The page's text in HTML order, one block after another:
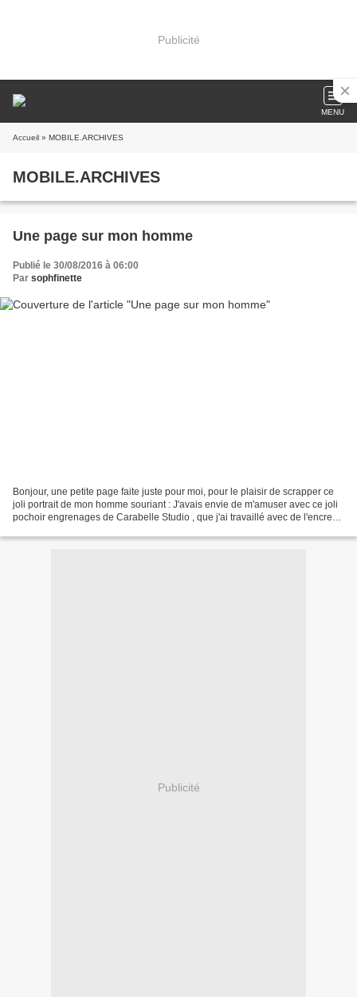
Publicité
MENU
Accueil » MOBILE.ARCHIVES
MOBILE.ARCHIVES
Une page sur mon homme
Publié le 30/08/2016 à 06:00
Par sophfinette
Bonjour, une petite page faite juste pour moi, pour le plaisir de scrapper ce
joli portrait de mon homme souriant : J'avais envie de m'amuser avec ce joli
pochoir engrenages de Carabelle Studio , que j'ai travaillé avec de l'encre
Publicité